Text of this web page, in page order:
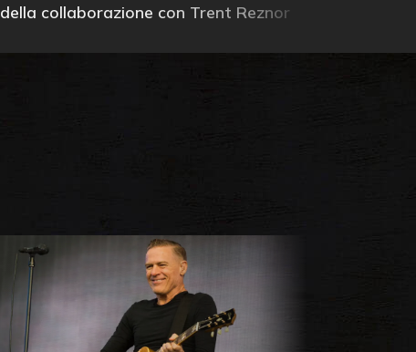
della collaborazione con Trent Reznor